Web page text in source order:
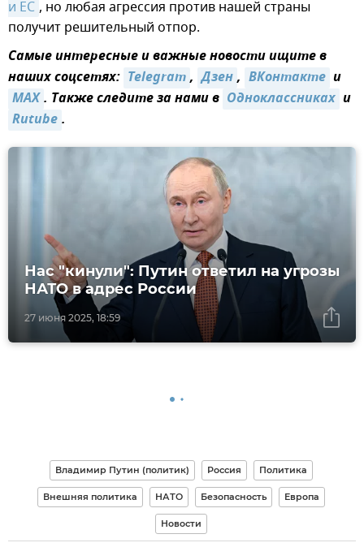
и ЕС , но любая агрессия против нашей страны
получит решительный отпор.
Самые интересные и важные новости ищите в
наших соцсетях: Telegram, Дзен, ВКонтакте и
MAX. Также следите за нами в Одноклассниках и
Rutube.
27 июня 2025, 18:59
Нас "кинули": Путин ответил на угрозы
НАТО в адрес России
Владимир Путин (политик) Россия Политика
Внешняя политика НАТО Безопасность Европа
Новости